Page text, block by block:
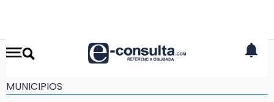
MUNICIPIOS